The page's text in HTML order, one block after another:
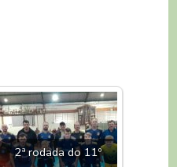
2ª rodada do 11º